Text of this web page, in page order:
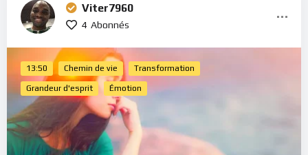
Viter7960
4 Abonnés
13:50 Chemin de vie Transformation
Grandeur d'esprit Émotion